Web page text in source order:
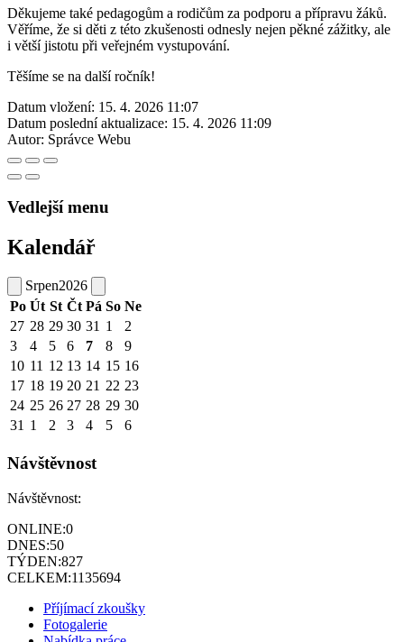
Děkujeme také pedagogům a rodičům za podporu a přípravu žáků.
Věříme, že si děti z této zkušenosti odnesly nejen pěkné zážitky, ale
i větší jistotu při veřejném vystupování.
Těšíme se na další ročník!
Datum vložení: 15. 4. 2026 11:07
Datum poslední aktualizace: 15. 4. 2026 11:09
Autor: Správce Webu
Vedlejší menu
Kalendář
Srpen2026
Po Út St Čt Pá So Ne
27 28 29 30 31 1
2
3
4 5 6 7 8
9
10 11 12 13 14 15 16
17 18 19 20 21 22 23
24 25 26 27 28 29 30
31 1 2 3 4 5 6
Návštěvnost
Návštěvnost:
ONLINE:0
DNES:50
TÝDEN:827
CELKEM:1135694
Příjímací zkoušky
Fotogalerie